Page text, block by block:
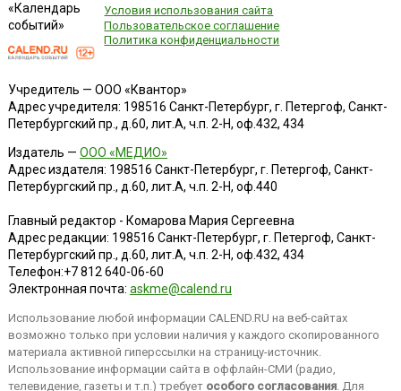
«Календарь
событий»
Условия использования сайта
Пользовательское соглашение
Политика конфиденциальности
Учредитель — ООО «Квантор»
Адрес учредителя: 198516 Санкт-Петербург, г. Петергоф, Санкт-
Петербургский пр., д.60, лит.А, ч.п. 2-Н, оф.432, 434
Издатель — ООО «МЕДИО»
Адрес издателя: 198516 Санкт-Петербург, г. Петергоф, Санкт-
Петербургский пр., д.60, лит.А, ч.п. 2-Н, оф.440
Главный редактор - Комарова Мария Сергеевна
Адрес редакции: 198516 Санкт-Петербург, г. Петергоф, Санкт-
Петербургский пр., д.60, лит.А, ч.п. 2-Н, оф.432, 434
Телефон:+7 812 640-06-60
Электронная почта: askme@calend.ru
Использование любой информации CALEND.RU на веб-сайтах
возможно только при условии наличия у каждого скопированного
материала активной гиперссылки на страницу-источник.
Использование информации сайта в оффлайн-СМИ (радио,
телевидение, газеты и т.п.) требует особого согласования. Для